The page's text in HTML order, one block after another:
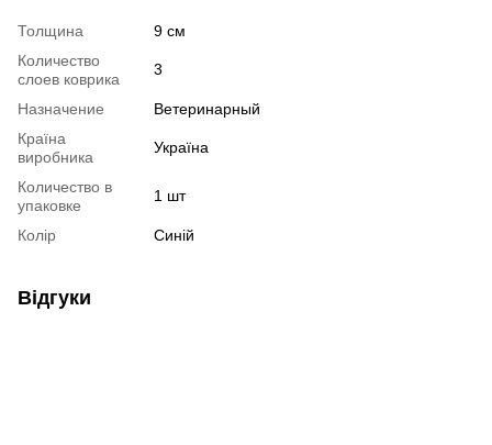
Толщина
9 см
Количество
слоев коврика
3
Назначение
Ветеринарный
Країна
виробника
Україна
Количество в
упаковке
1 шт
Колір Синій
Відгуки